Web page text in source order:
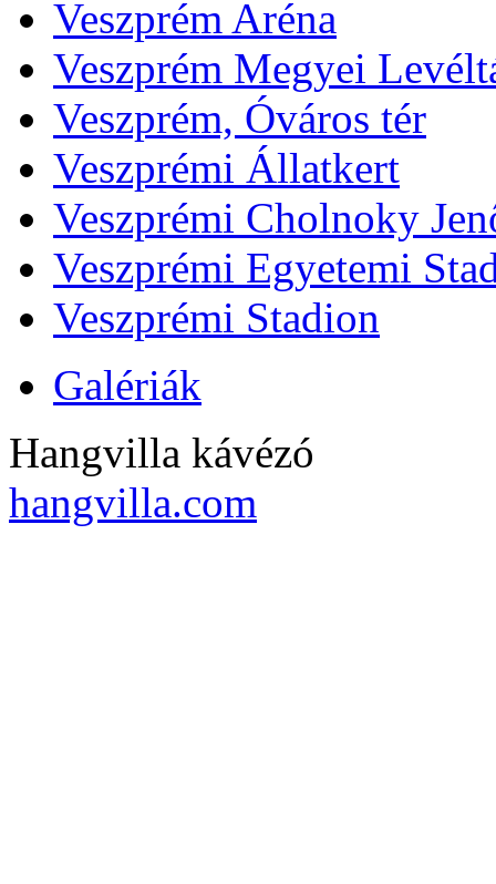
Veszprém Aréna
Veszprém Megyei
Veszprém, Óváros tér
Veszprémi Állatkert
Veszprémi Cholnoky
Veszprémi Egyetemi
Veszprémi Stadion
Galériák
Hangvilla kávézó
hangvilla.com